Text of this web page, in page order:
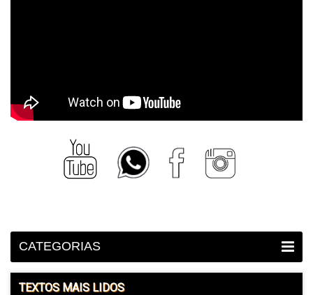
CATEGORIAS
TEXTOS MAIS LIDOS